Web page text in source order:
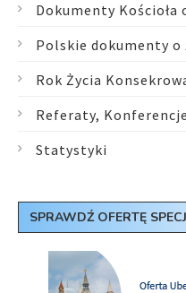
Dokumenty Kościoła
Polskie dokumenty o
Rok Życia
Referaty,
Statystyki
SPRAWDŹ OFERTĘ